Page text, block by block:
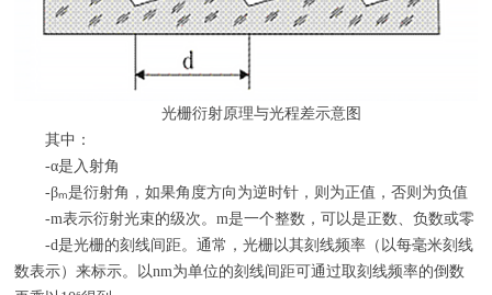
光栅衍射原理与光程差示意图
其中：
-α是入射角
-βₘ是衍射角，如果角度方向为逆时针，则为正值，否则为负值
-m表示衍射光束的级次。m是一个整数，可以是正数、负数或零
-d是光栅的刻线间距。通常，光栅以其刻线频率（以每毫米刻线
数表示）来标示。以nm为单位的刻线间距可通过取刻线频率的倒数